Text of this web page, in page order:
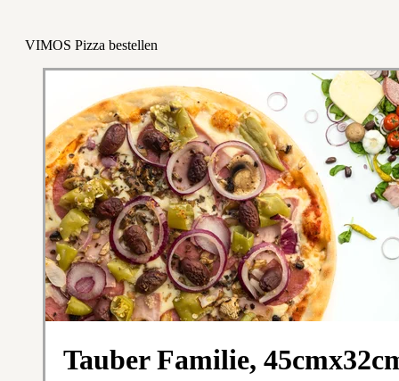
VIMOS Pizza bestellen
Tauber Familie,